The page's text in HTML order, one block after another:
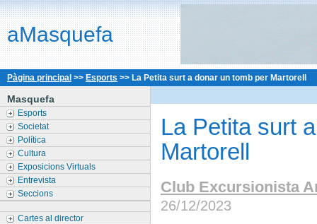
aMasquefa
Pàgina principal >> Esports >> La Petita surt a donar un tomb per Martorell
Masquefa
Esports
Societat
Política
Cultura
Exposicions Virtuals
Entrevista
Seccions
Cartes al director
La Petita surt
Martorell
Club Excursionista
26/12/2023